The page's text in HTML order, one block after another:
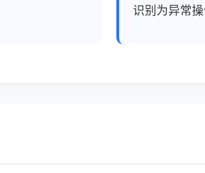
识别为异常操